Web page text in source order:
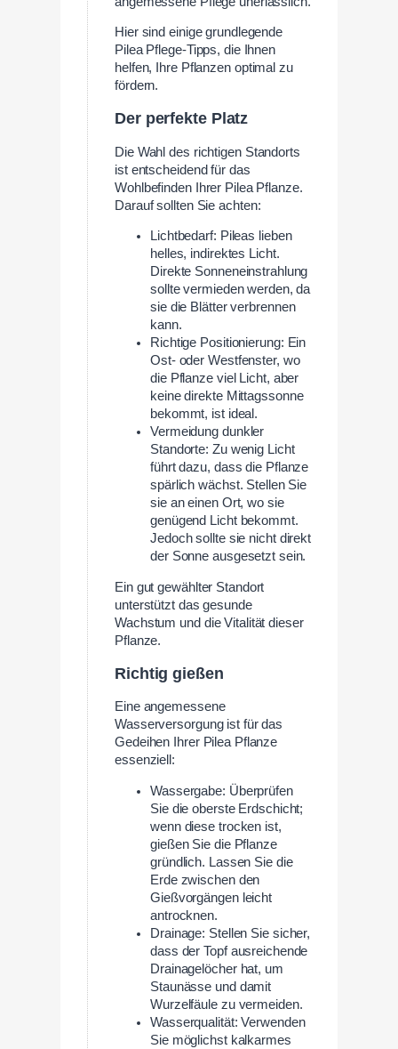
Hier sind einige grundlegende
Pilea Pflege-Tipps, die Ihnen
helfen, Ihre Pflanzen optimal zu
fördern.
Der perfekte Platz
Die Wahl des richtigen Standorts
ist entscheidend für das
Wohlbefinden Ihrer Pilea Pflanze.
Darauf sollten Sie achten:
Lichtbedarf: Pileas lieben
helles, indirektes Licht.
Direkte Sonneneinstrahlung
sollte vermieden werden, da
sie die Blätter verbrennen
kann.
Richtige Positionierung: Ein
Ost- oder Westfenster, wo
die Pflanze viel Licht, aber
keine direkte Mittagssonne
bekommt, ist ideal.
Vermeidung dunkler
Standorte: Zu wenig Licht
führt dazu, dass die Pflanze
spärlich wächst. Stellen Sie
sie an einen Ort, wo sie
genügend Licht bekommt.
Jedoch sollte sie nicht direkt
der Sonne ausgesetzt sein.
Ein gut gewählter Standort
unterstützt das gesunde
Wachstum und die Vitalität dieser
Pflanze.
Richtig gießen
Eine angemessene
Wasserversorgung ist für das
Gedeihen Ihrer Pilea Pflanze
essenziell:
Wassergabe: Überprüfen
Sie die oberste Erdschicht;
wenn diese trocken ist,
gießen Sie die Pflanze
gründlich. Lassen Sie die
Erde zwischen den
Gießvorgängen leicht
antrocknen.
Drainage: Stellen Sie sicher,
dass der Topf ausreichende
Drainagelöcher hat, um
Staunässe und damit
Wurzelfäule zu vermeiden.
Wasserqualität: Verwenden
Sie möglichst kalkarmes